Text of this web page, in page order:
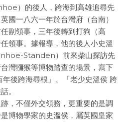
）的後人，跨海到高雄追尋先
國一八六一年於台灣府（台南）
副領事，三年後轉到打狗（高
領事。據報導，他的後人小史溫
Standen）前來柴山探訪先
灣獼猴等博物踏查的場景，寫下
年後跨海尋根」、「老少史溫侯 跨
。
，不僅外交領務，更重要的是調
博物學家的史溫侯，屬英國皇家